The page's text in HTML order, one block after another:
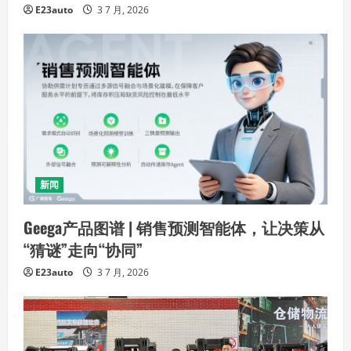
E23auto 3 7 月, 2026
新闻
Geega产品图谱 | 销售预测智能体，让决策从
“猜谜”走向“协同”
E23auto 3 7 月, 2026